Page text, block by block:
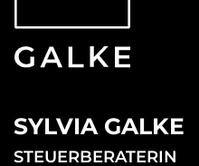
SYLVIA GALKE
STEUERBERATERIN